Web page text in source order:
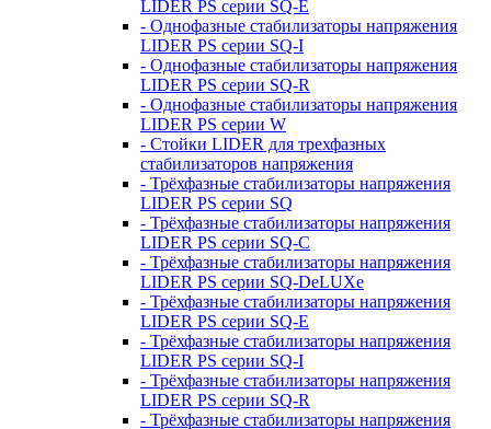
LIDER PS серии SQ-E
- Однофазные стабилизаторы напряжения
LIDER PS серии SQ-I
- Однофазные стабилизаторы напряжения
LIDER PS серии SQ-R
- Однофазные стабилизаторы напряжения
LIDER PS серии W
- Стойки LIDER для трехфазных
стабилизаторов напряжения
- Трёхфазные стабилизаторы напряжения
LIDER PS серии SQ
- Трёхфазные стабилизаторы напряжения
LIDER PS серии SQ-C
- Трёхфазные стабилизаторы напряжения
LIDER PS серии SQ-DeLUXe
- Трёхфазные стабилизаторы напряжения
LIDER PS серии SQ-E
- Трёхфазные стабилизаторы напряжения
LIDER PS серии SQ-I
- Трёхфазные стабилизаторы напряжения
LIDER PS серии SQ-R
- Трёхфазные стабилизаторы напряжения